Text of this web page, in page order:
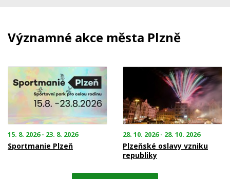
Významné akce města Plzně
15. 8. 2026 - 23. 8. 2026
Sportmanie Plzeň
28. 10. 2026 - 28. 10. 2026
Plzeňské oslavy vzniku
republiky